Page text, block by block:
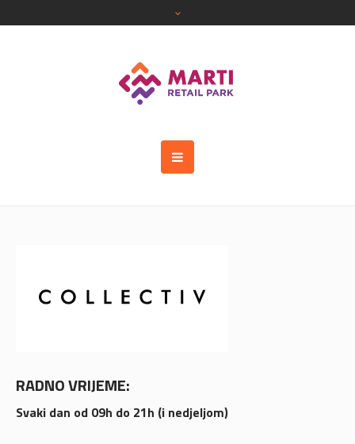
RADNO VRIJEME:
Svaki dan od 09h do 21h (i nedjeljom)